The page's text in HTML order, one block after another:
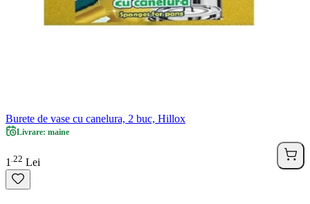
Burete de vase cu canelura, 2 buc, Hillox
Livrare: maine
1 22 Lei